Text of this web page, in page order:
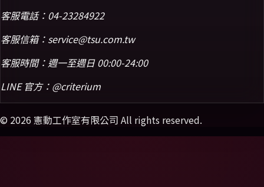
客服電話： 04-23284922
客服信箱： service@tsu.com.tw
客服時間：週一至週日 00:00-24:00
LINE 官方： @criterium
© 2026 憲動工作室有限公司 All rights reserved.